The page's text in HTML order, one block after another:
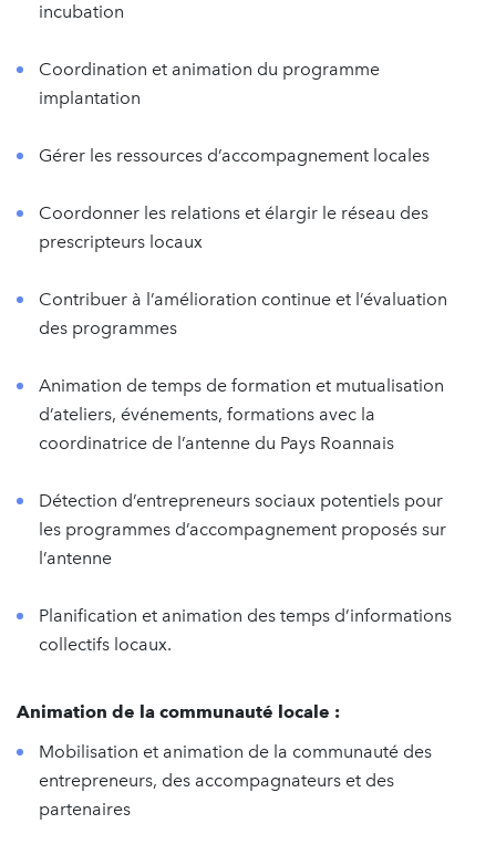
incubation
Coordination et animation du programme
implantation
Gérer les ressources d’accompagnement locales
Coordonner les relations et élargir le réseau des
prescripteurs locaux
Contribuer à l’amélioration continue et l’évaluation
des programmes
Animation de temps de formation et mutualisation
d’ateliers, événements, formations avec la
coordinatrice de l’antenne du Pays Roannais
Détection d’entrepreneurs sociaux potentiels pour
les programmes d’accompagnement proposés sur
l’antenne
Planification et animation des temps d’informations
collectifs locaux.
Animation de la communauté locale :
Mobilisation et animation de la communauté des
entrepreneurs, des accompagnateurs et des
partenaires